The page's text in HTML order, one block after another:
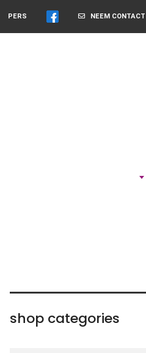
NEEM CONTACT
PERS
shop categories